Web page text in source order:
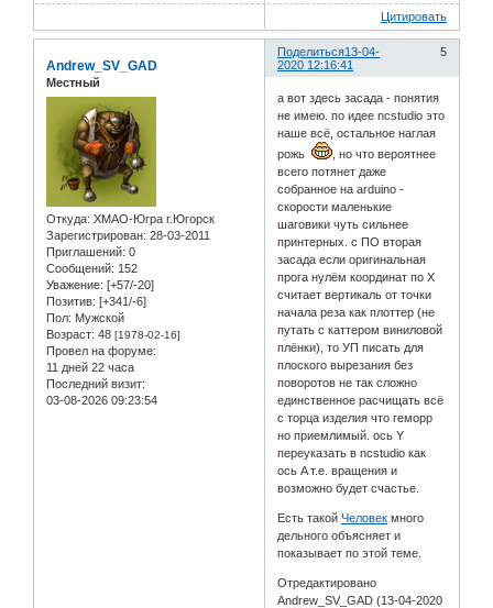
Цитировать
Поделиться 5
13-04-
2020 12:16:41
Andrew_SV_GAD
Местный
Откуда: ХМАО-Югра г.Югорск
Зарегистрирован: 28-03-2011
Приглашений: 0
Сообщений: 152
Уважение: [+57/-20]
Позитив: [+341/-6]
Пол: Мужской
Возраст: 48 [1978-02-16]
Провел на форуме:
11 дней 22 часа
Последний визит:
03-08-2026 09:23:54
а вот здесь засада - понятия
не имею. по идее ncstudio это
наше всё, остальное наглая
рожь
, но что вероятнее
всего потянет даже
собранное на arduino -
скорости маленькие
шаговики чуть сильнее
принтерных. с ПО вторая
засада если оригинальная
прога нулём координат по Х
считает вертикаль от точки
начала реза как плоттер (не
путать с каттером виниловой
плёнки), то УП писать для
плоского вырезания без
поворотов не так сложно
единственное расчищать всё
с торца изделия что геморр
но приемлимый. ось Y
переуказать в ncstudio как
ось A т.е. вращения и
возможно будет счастье.
Есть такойЧеловек много
дельного объясняет и
показывает по этой теме.
Отредактировано
Andrew_SV_GAD (13-04-2020